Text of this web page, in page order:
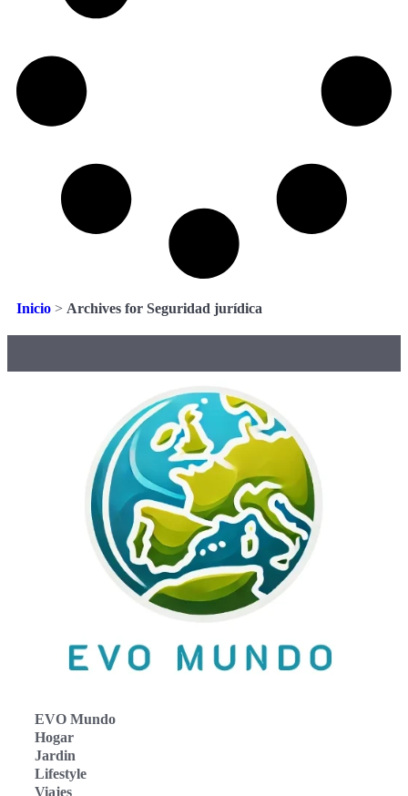
Inicio > Archives for Seguridad jurídica
EVO Mundo
Hogar
Jardin
Lifestyle
Viajes